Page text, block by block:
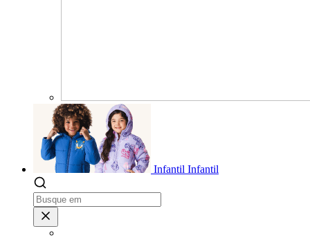
Infantil Infantil